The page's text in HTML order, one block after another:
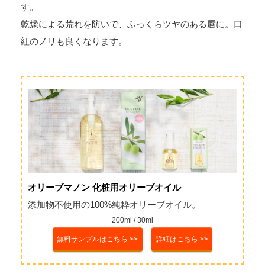
す。
乾燥による荒れを防いで、ふっくらツヤのある唇に。口
紅のノリも良くなります。
オリーブマノン 化粧用オリーブオイル
添加物不使用の100%純粋オリーブオイル。
200ml / 30ml
無料サンプルはこちら >> 詳細はこちら >>